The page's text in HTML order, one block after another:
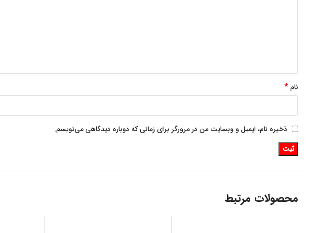
نام*
ذخیره نام، ایمیل و وبسایت من در مرورگر برای زمانی که دوباره دیدگاهی می‌نویسم.
محصولات مرتبط